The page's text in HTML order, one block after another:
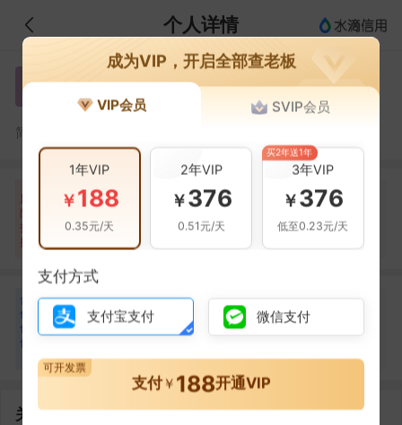
个人详情
吴 吴慧斌
简介：
风
险
扫
描
自身风险
暂无风险
关联风险
暂无风险
提示信息
当前企业(0条)
合
作
伙
伴
吴 吴建
合作1次
关联企业
成为VIP，开启全部查老板
VIP会员 SVIP会员
1年VIP
￥188
0.35元/天
2年VIP
￥376
0.51元/天
3年VIP
￥376
低至0.23元/天
买2年送1年
支付方式
支付宝支付 微信支付
支付￥ 188开通VIP
可开发票